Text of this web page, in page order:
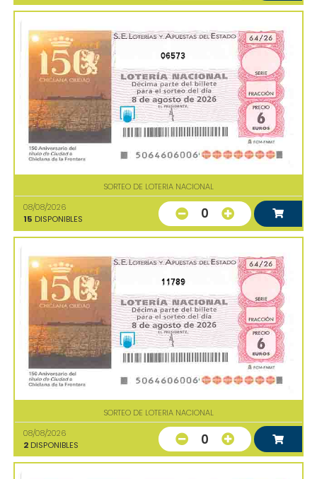
06573
SORTEO DE LOTERIA NACIONAL
08/08/2026
15 DISPONIBLES 0
11789
SORTEO DE LOTERIA NACIONAL
08/08/2026
2 DISPONIBLES 0